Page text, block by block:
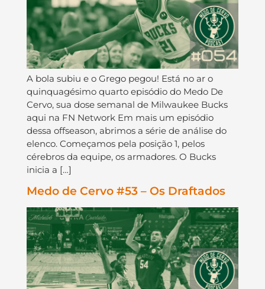
A bola subiu e o Grego pegou! Está no ar o
quinquagésimo quarto episódio do Medo De
Cervo, sua dose semanal de Milwaukee Bucks
aqui na FN Network Em mais um episódio
dessa offseason, abrimos a série de análise do
elenco. Começamos pela posição 1, pelos
cérebros da equipe, os armadores. O Bucks
inicia a […]
Medo de Cervo #53 – Os Draftados